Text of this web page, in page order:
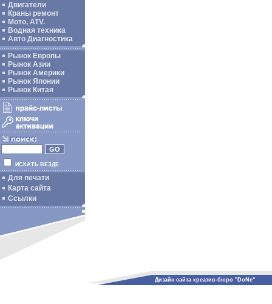
Двигатели
Краны ремонт
Мото, ATV.
Водная техника
Авто Диагностика
Рынок Европы
Рынок Азии
Рынок Америки
Рынок Японии
Рынок Китая
ИСКАТЬ ВЕЗДЕ
Для печати
Карта сайта
Ссылки
Дизайн сайта креатив-бюро "DoNe"